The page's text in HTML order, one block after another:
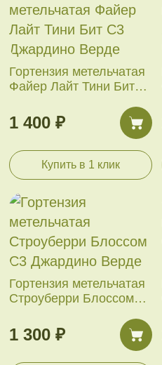
Гортензия метельчатая
Файер Лайт Тини Бит
1 400 ₽
Купить в 1 клик
Гортензия метельчатая
Строуберри Блоссом
1 300 ₽